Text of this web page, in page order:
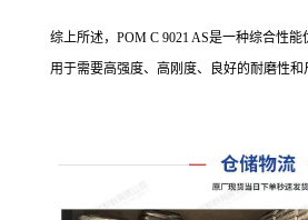
综上所述，POM C 9021 AS是一种综合性
用于需要高强度、高刚度、良好的耐磨性和